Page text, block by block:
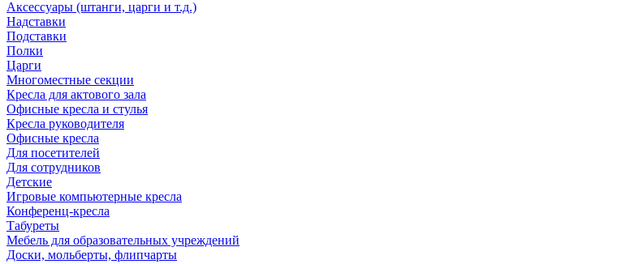
Аксессуары (штанги, царги и т.д.)
Надставки
Подставки
Полки
Царги
Многоместные секции
Кресла для актового зала
Офисные кресла и стулья
Кресла руководителя
Офисные кресла
Для посетителей
Для сотрудников
Детские
Игровые компьютерные кресла
Конференц-кресла
Табуреты
Мебель для образовательных учреждений
Доски, мольберты, флипчарты